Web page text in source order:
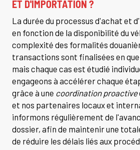
ET D'IMPORTATION ?
La durée du processus d'achat et
en fonction de la disponibilité du
complexité des formalités
transactions sont finalisées en
mais chaque cas est étudié
engageons à accélérer chaque
grâce à une coordination proactive
et nos partenaires locaux et
informons régulièrement de
dossier, afin de maintenir une
de réduire les délais liés aux